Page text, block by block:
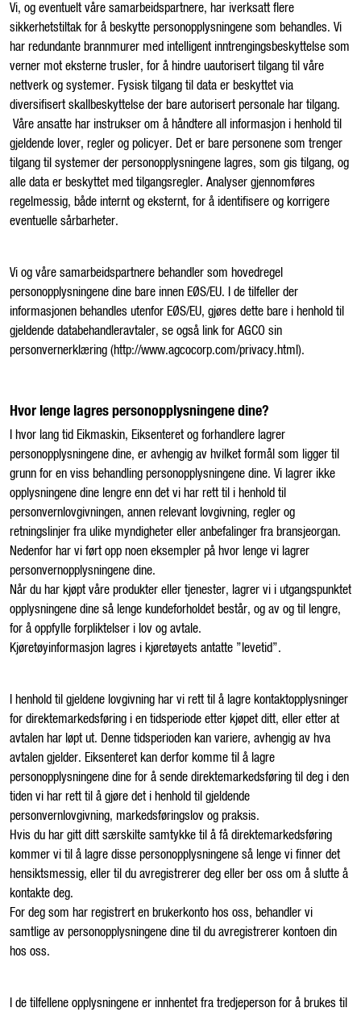
Vi, og eventuelt våre samarbeidspartnere, har iverksatt flere
sikkerhetstiltak for å beskytte personopplysningene som behandles. Vi
har redundante brannmurer med intelligent inntrengingsbeskyttelse som
verner mot eksterne trusler, for å hindre uautorisert tilgang til våre
nettverk og systemer. Fysisk tilgang til data er beskyttet via
diversifisert skallbeskyttelse der bare autorisert personale har tilgang.
Våre ansatte har instrukser om å håndtere all informasjon i henhold til
gjeldende lover, regler og policyer. Det er bare personene som trenger
tilgang til systemer der personopplysningene lagres, som gis tilgang, og
alle data er beskyttet med tilgangsregler. Analyser gjennomføres
regelmessig, både internt og eksternt, for å identifisere og korrigere
eventuelle sårbarheter.
Vi og våre samarbeidspartnere behandler som hovedregel
personopplysningene dine bare innen EØS/EU. I de tilfeller der
informasjonen behandles utenfor EØS/EU, gjøres dette bare i henhold til
gjeldende databehandleravtaler, se også link for AGCO sin
personvernerklæring (http://www.agcocorp.com/privacy.html).
Hvor lenge lagres personopplysningene dine?
I hvor lang tid Eikmaskin, Eiksenteret og forhandlere lagrer
personopplysningene dine, er avhengig av hvilket formål som ligger til
grunn for en viss behandling personopplysningene dine. Vi lagrer ikke
opplysningene dine lengre enn det vi har rett til i henhold til
personvernlovgivningen, annen relevant lovgivning, regler og
retningslinjer fra ulike myndigheter eller anbefalinger fra bransjeorgan.
Nedenfor har vi ført opp noen eksempler på hvor lenge vi lagrer
personvernopplysningene dine.
Når du har kjøpt våre produkter eller tjenester, lagrer vi i utgangspunktet
opplysningene dine så lenge kundeforholdet består, og av og til lengre,
for å oppfylle forpliktelser i lov og avtale.
Kjøretøyinformasjon lagres i kjøretøyets antatte ”levetid”.
I henhold til gjeldene lovgivning har vi rett til å lagre kontaktopplysninger
for direktemarkedsføring i en tidsperiode etter kjøpet ditt, eller etter at
avtalen har løpt ut. Denne tidsperioden kan variere, avhengig av hva
avtalen gjelder. Eiksenteret kan derfor komme til å lagre
personopplysningene dine for å sende direktemarkedsføring til deg i den
tiden vi har rett til å gjøre det i henhold til gjeldende
personvernlovgivning, markedsføringslov og praksis.
Hvis du har gitt ditt særskilte samtykke til å få direktemarkedsføring
kommer vi til å lagre disse personopplysningene så lenge vi finner det
hensiktsmessig, eller til du avregistrerer deg eller ber oss om å slutte å
kontakte deg.
For deg som har registrert en brukerkonto hos oss, behandler vi
samtlige av personopplysningene dine til du avregistrerer kontoen din
hos oss.
I de tilfellene opplysningene er innhentet fra tredjeperson for å brukes til